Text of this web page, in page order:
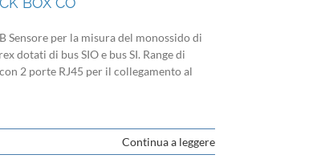
Sensore per la misura del monossido di
dotati di bus SIO e bus SI. Range di
2 porte RJ45 per il collegamento al
Continua a leggere